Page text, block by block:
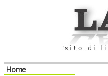
Home